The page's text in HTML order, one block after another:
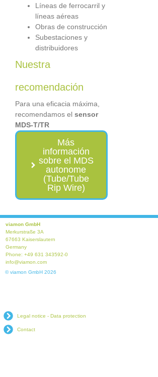
Líneas de ferrocarril y
líneas aéreas
Obras de construcción
Subestaciones y
distribuidores
Nuestra
recomendación
Para una eficacia máxima,
recomendamos el sensor
MDS-T/TR
Más
información
sobre el MDS
autonome
(Tube/Tube
Rip Wire)
viamon GmbH
Merkurstraße 3A
67663 Kaiserslautern
Germany
Phone: +49 631 343592-0
info@viamon.com
© viamon GmbH 2026
Legal notice - Data protection
Contact